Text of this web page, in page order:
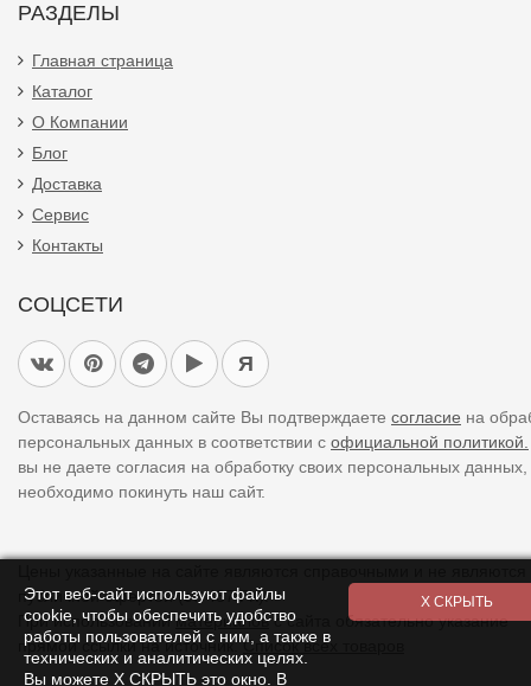
РАЗДЕЛЫ
Главная страница
Каталог
О Компании
Блог
Доставка
Сервис
Контакты
СОЦСЕТИ
Я
Оставаясь на данном сайте Вы подтверждаете согласие на
персональных данных в соответствии с официальной политикой.
вы не даете согласия на обработку своих персональных
необходимо покинуть наш сайт.
публичной офертой (ст. 437 ГК).
При использованииматериаловс сайта обязательно указание
прямой ссылки на источник.Список всех товаров
Этот веб-сайт используют файлы
cookie, чтобы обеспечить удобство
работы пользователей с ним, а также в
технических и аналитических целях.
Вы можете Х СКРЫТЬ это окно. В